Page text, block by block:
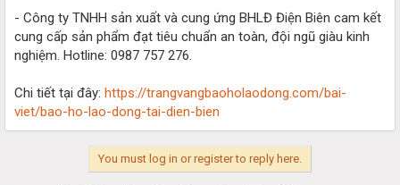
- Công ty TNHH sản xuất và cung ứng BHLĐ Điện Biên cam kết
cung cấp sản phẩm đạt tiêu chuẩn an toàn, đội ngũ giàu kinh
nghiệm. Hotline: 0987 757 276.
Chi tiết tại đây: https://trangvangbaoholaodong.com/bai-
viet/bao-ho-lao-dong-tai-dien-bien
You must log in or register to reply here.